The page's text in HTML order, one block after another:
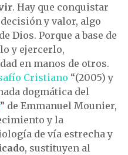
. Hay que conquistar
y valor, algo
Dios. Porque a base de
y ejercerlo,
en manos de otros.
Cristiano “(2005) y
dogmática del
” de Emmanuel Mounier,
y la
de vía estrecha y
, sustituyen al